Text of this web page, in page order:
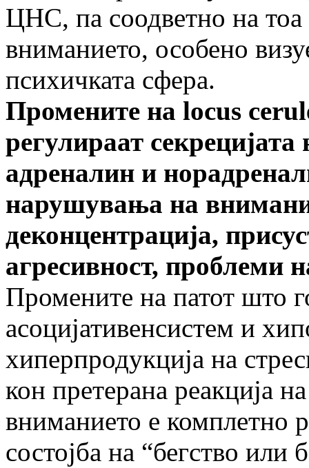
ЦНС, па соодветно на тоа
вниманието, особено
психичката сфера.
Промените на locus
регулираат
адреналин и
нарушувања на
деконцентрација,
агресивност, проблеми
Промените на патот што
асоцијативенсистем и
хиперпродукција на
кон претерана реакција
вниманието е комплетно
состојба на “бегство